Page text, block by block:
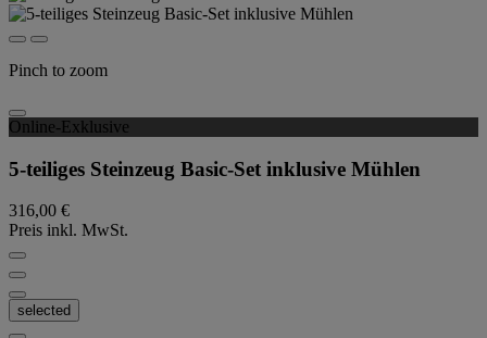
Pinch to zoom
Online-Exklusive
5-teiliges Steinzeug Basic-Set inklusive Mühlen
316,00 €
Preis inkl. MwSt.
selected